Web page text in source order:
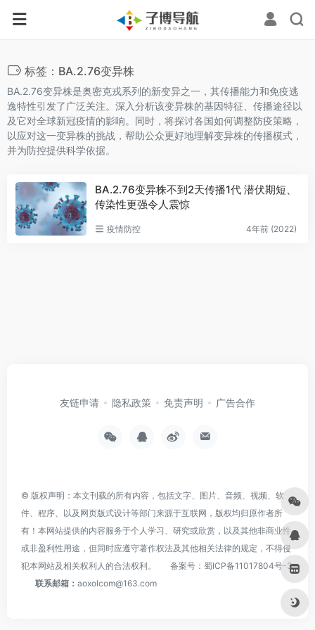
标签：BA.2.76变异株
BA.2.76变异株是奥密克戎系列的新变异之一，其传播能力和免疫逃
逸特性引发了广泛关注。深入分析该变异株的基因特征、传播途径以
及它对全球新冠疫情的影响。同时，将探讨各国如何调整防疫策略，
以应对这一变异株的挑战，帮助公众更好地理解变异株的传播模式，
并为防控提供科学依据。
BA.2.76变异株不到2天传播1代 潜伏期短、
传染性更强令人震惊
疫情防控 4年前 (2022)
友链申请 隐私政策 免责声明 广告合作
© 版权声明：本文刊载的所有内容，包括文字、图片、音频、视频、软
件、程序、以及网页版式设计等部门来源于互联网，版权均归原作者所
有！本网站提供的内容服务于个人学习、研究或欣赏，以及其他非商业性
或非盈利性用途，但同时应遵守著作权法及其他相关法律的规定，不得侵
犯本网站及相关权利人的合法权利。
备案号： 蜀ICP备11017804号-3
联系邮箱： aoxolcom@163.com